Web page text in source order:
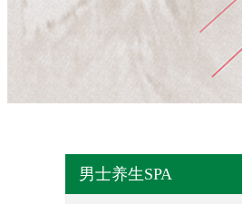
男士养生SPA